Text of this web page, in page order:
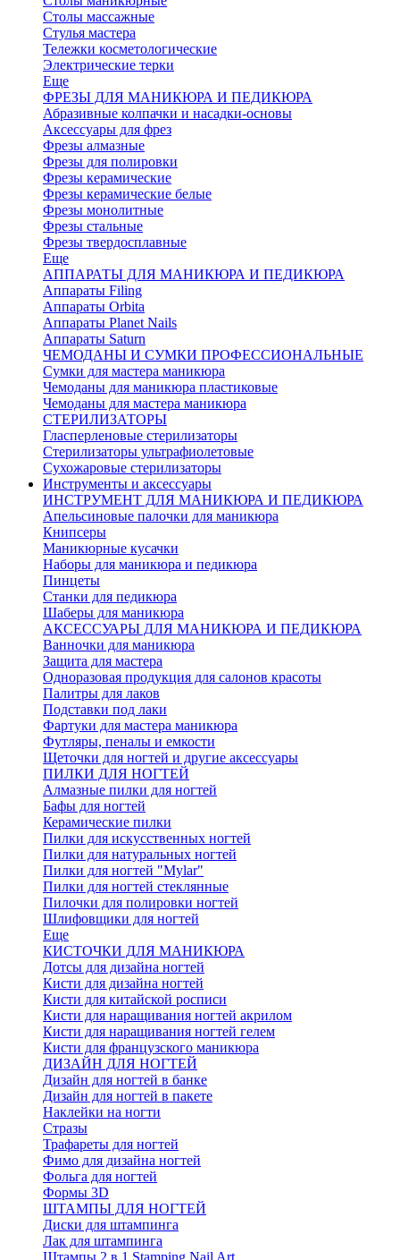
Столы массажные
Стулья мастера
Тележки косметологические
Электрические терки
Еще
ФРЕЗЫ ДЛЯ МАНИКЮРА И ПЕДИКЮРА
Абразивные колпачки и насадки-основы
Аксессуары для фрез
Фрезы алмазные
Фрезы для полировки
Фрезы керамические
Фрезы керамические белые
Фрезы монолитные
Фрезы стальные
Фрезы твердосплавные
Еще
АППАРАТЫ ДЛЯ МАНИКЮРА И ПЕДИКЮРА
Аппараты Filing
Аппараты Orbita
Аппараты Planet Nails
Аппараты Saturn
ЧЕМОДАНЫ И СУМКИ ПРОФЕССИОНАЛЬНЫЕ
Сумки для мастера маникюра
Чемоданы для маникюра пластиковые
Чемоданы для мастера маникюра
СТЕРИЛИЗАТОРЫ
Гласперленовые стерилизаторы
Стерилизаторы ультрафиолетовые
Сухожаровые стерилизаторы
Инструменты и аксессуары
ИНСТРУМЕНТ ДЛЯ МАНИКЮРА И ПЕДИКЮРА
Апельсиновые палочки для маникюра
Книпсеры
Маникюрные кусачки
Наборы для маникюра и педикюра
Пинцеты
Станки для педикюра
Шаберы для маникюра
АКСЕССУАРЫ ДЛЯ МАНИКЮРА И ПЕДИКЮРА
Ванночки для маникюра
Защита для мастера
Одноразовая продукция для салонов красоты
Палитры для лаков
Подставки под лаки
Фартуки для мастера маникюра
Футляры, пеналы и емкости
Щеточки для ногтей и другие аксессуары
ПИЛКИ ДЛЯ НОГТЕЙ
Алмазные пилки для ногтей
Бафы для ногтей
Керамические пилки
Пилки для искусственных ногтей
Пилки для натуральных ногтей
Пилки для ногтей "Mylar"
Пилки для ногтей стеклянные
Пилочки для полировки ногтей
Шлифовщики для ногтей
Еще
КИСТОЧКИ ДЛЯ МАНИКЮРА
Дотсы для дизайна ногтей
Кисти для дизайна ногтей
Кисти для китайской росписи
Кисти для наращивания ногтей акрилом
Кисти для наращивания ногтей гелем
Кисти для французского маникюра
ДИЗАЙН ДЛЯ НОГТЕЙ
Дизайн для ногтей в банке
Дизайн для ногтей в пакете
Наклейки на ногти
Стразы
Трафареты для ногтей
Фимо для дизайна ногтей
Фольга для ногтей
Формы 3D
ШТАМПЫ ДЛЯ НОГТЕЙ
Диски для штампинга
Лак для штампинга
Штампы 2 в 1 Stamping Nail Art